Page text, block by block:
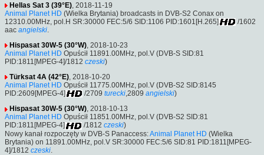
Hellas Sat 3 (39°E) , 2018-11-19
Animal Planet HD (Wielka Brytania) broadcasts in DVB-S2 Conax on
12310.00MHz, pol.H SR:30000 FEC:5/6 SID:1106 PID:1601[H.265]
/1602
aac angielski.
Hispasat 30W-5 (30°W), 2018-10-23
Animal Planet HD Opuścił 11891.00MHz, pol.V (DVB-S SID:81
PID:1811[MPEG-4]/1812 czeski)
Türksat 4A (42°E), 2018-10-20
Animal Planet HD Opuścił 11775.00MHz, pol.V (DVB-S2 SID:8145
PID:2609[MPEG-4]
/2709 turecki,2809 angielski)
Hispasat 30W-5 (30°W), 2018-10-13
Animal Planet HD Opuścił 11851.00MHz, pol.V (DVB-S2 SID:81
PID:1811[MPEG-4]
/1812 czeski)
Nowy kanał rozpoczęty w DVB-S Panaccess:Animal Planet HD (Wielka
Brytania) on 11891.00MHz, pol.V SR:30000 FEC:5/6 SID:81 PID:1811[MPEG-
4]/1812 czeski